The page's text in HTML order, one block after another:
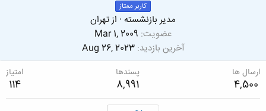
کاربر ممتاز
مدیر بازنشسته · ازتهران
عضویت Mar 1, 2009
آخرین بازدید Aug 26, 2023
ارسال ها
4,500
پسندها
8,991
امتیاز
114